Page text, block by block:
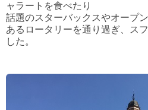
ャラートを食べたり
話題のスターバックスやオープ
あるロータリーを通り過ぎ、ス
した。